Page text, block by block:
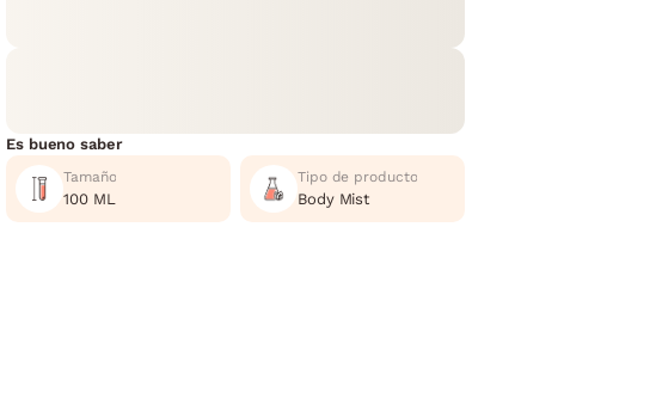
Es bueno saber
Tamaño
100 ML
Tipo de producto
Body Mist